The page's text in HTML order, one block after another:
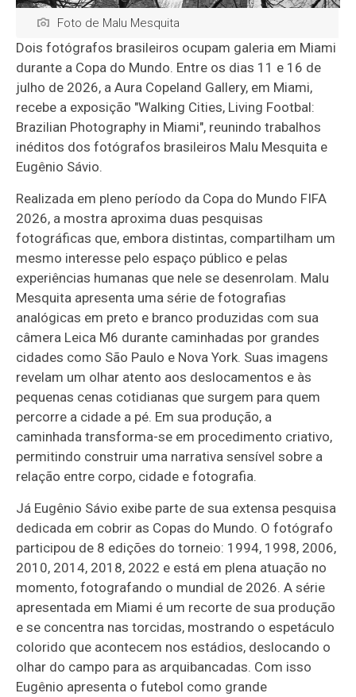
Foto de Malu Mesquita
Dois fotógrafos brasileiros ocupam galeria em Miami
durante a Copa do Mundo. Entre os dias 11 e 16 de
julho de 2026, a Aura Copeland Gallery, em Miami,
recebe a exposição "Walking Cities, Living Footbal:
Brazilian Photography in Miami", reunindo trabalhos
inéditos dos fotógrafos brasileiros Malu Mesquita e
Eugênio Sávio.
Realizada em pleno período da Copa do Mundo FIFA
2026, a mostra aproxima duas pesquisas
fotográficas que, embora distintas, compartilham um
mesmo interesse pelo espaço público e pelas
experiências humanas que nele se desenrolam. Malu
Mesquita apresenta uma série de fotografias
analógicas em preto e branco produzidas com sua
câmera Leica M6 durante caminhadas por grandes
cidades como São Paulo e Nova York. Suas imagens
revelam um olhar atento aos deslocamentos e às
pequenas cenas cotidianas que surgem para quem
percorre a cidade a pé. Em sua produção, a
caminhada transforma-se em procedimento criativo,
permitindo construir uma narrativa sensível sobre a
relação entre corpo, cidade e fotografia.
Já Eugênio Sávio exibe parte de sua extensa pesquisa
dedicada em cobrir as Copas do Mundo. O fotógrafo
participou de 8 edições do torneio: 1994, 1998, 2006,
2010, 2014, 2018, 2022 e está em plena atuação no
momento, fotografando o mundial de 2026. A série
apresentada em Miami é um recorte de sua produção
e se concentra nas torcidas, mostrando o espetáculo
colorido que acontecem nos estádios, deslocando o
olhar do campo para as arquibancadas. Com isso
Eugênio apresenta o futebol como grande